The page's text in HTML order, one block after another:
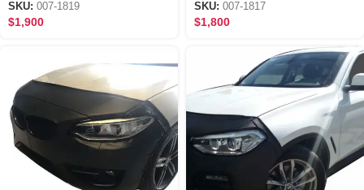
SKU: 007-1819
$1,900
SKU: 007-1817
$1,800